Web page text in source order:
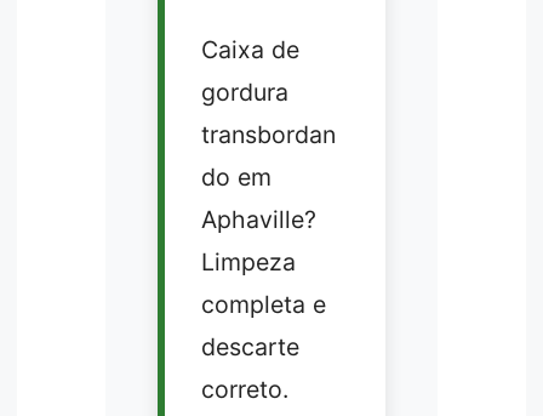
Caixa de
gordura
transbordan
do em
Aphaville?
Limpeza
completa e
descarte
correto.